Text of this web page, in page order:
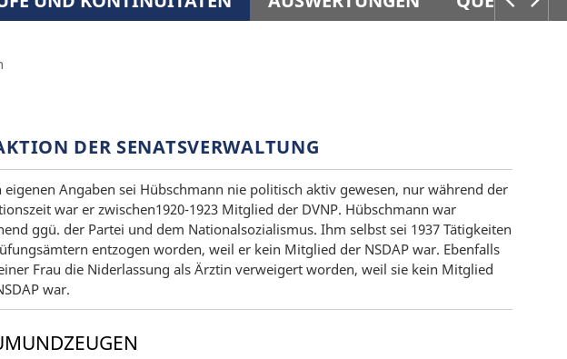
DER SENATSVERWALTUNG
eigenen Angaben sei Hübschmann nie politisch aktiv gewesen, nur während der
war er zwischen1920-1923 Mitglied der DVNP. Hübschmann war
ggü. der Partei und dem Nationalsozialismus. Ihm selbst sei 1937 Tätigkeiten
entzogen worden, weil er kein Mitglied der NSDAP war. Ebenfalls
Frau die Niderlassung als Ärztin verweigert worden, weil sie kein Mitglied
war.